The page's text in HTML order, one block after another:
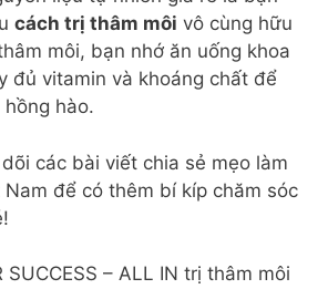
cách trị thâm môi vô cùng hữu
môi, bạn nhớ ăn uống khoa
đủ vitamin và khoáng chất để
hào.
các bài viết chia sẻ mẹo làm
để có thêm bí kíp chăm sóc
SUCCESS – ALL IN trị thâm môi